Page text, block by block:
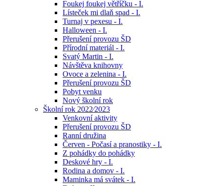
Foukej foukej větříčku - I.
Lísteček mi dlaň spad - I.
Turnaj v pexesu - I.
Halloween - I.
Přerušení provozu ŠD
Přírodní materiál - I.
Svatý Martin - I.
Návštěva knihovny
Ovoce a zelenina - I.
Přerušení provozu ŠD
Pobyt venku
Nový školní rok
Školní rok 2022⁄2023
Venkovní aktivity
Přerušení provozu ŠD
Ranní družina
Červen - Počasí a pranostiky - I.
Z pohádky do pohádky
Deskové hry - I.
Rodina a domov - I.
Maminka má svátek - I.